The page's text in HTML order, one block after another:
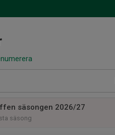
säsongen 2026/27
säsong